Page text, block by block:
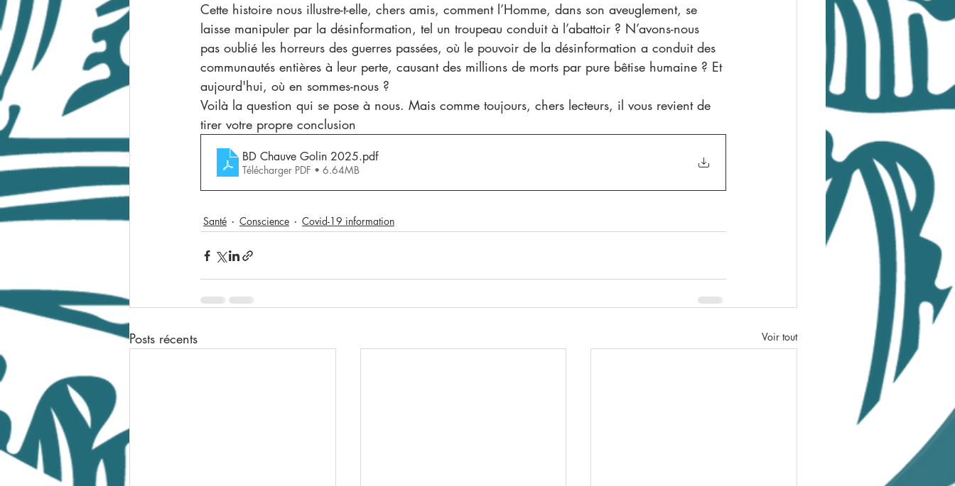
Cette histoire nous illustre-t-elle, chers amis, comment l’Homme, dans son aveuglement, se
laisse manipuler par la désinformation, tel un troupeau conduit à l’abattoir ? N’avons-nous
pas oublié les horreurs des guerres passées, où le pouvoir de la désinformation a conduit des
communautés entières à leur perte, causant des millions de morts par pure bêtise humaine ? Et
aujourd'hui, où en sommes-nous ?
Voilà la question qui se pose à nous. Mais comme toujours, chers lecteurs, il vous revient de
tirer votre propre conclusion
BD Chauve Golin 2025.pdf
Télécharger PDF • 6.64MB
Santé Conscience Covid-19 information
Posts récents Voir tout